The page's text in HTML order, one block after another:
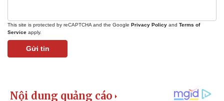
This site is protected by reCAPTCHA and the Google Privacy Policy and Terms of
Service apply.
Gửi tin